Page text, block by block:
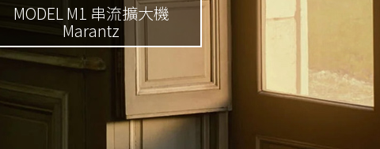
MODEL M1 串流擴大機
Marantz